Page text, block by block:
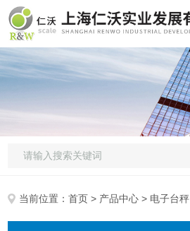
当前位置：首页 > 产品中心 > 电子台秤